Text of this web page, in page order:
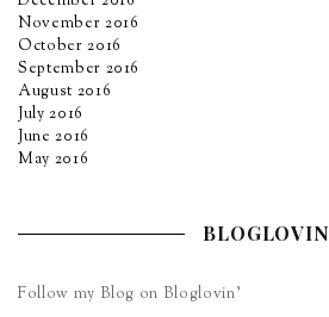
November 2016
October 2016
September 2016
August 2016
July 2016
June 2016
May 2016
BLOGLOVIN
Follow my Blog on Bloglovin’